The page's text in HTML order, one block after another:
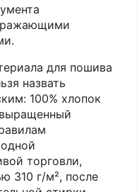
для пошива
назвать
100% хлопок
торговли,
310 г/м², после